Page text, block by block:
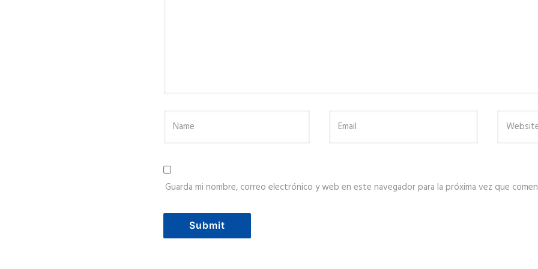
Guarda mi nombre, correo electrónico y web en este navegador para la próxima vez que